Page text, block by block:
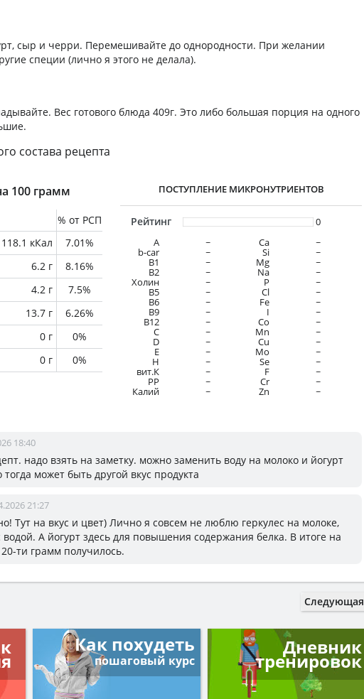
сыр и черри. Перемешивайте до однородности. При желании
специи (лично я этого не делала).
Вес готового блюда 409г. Это либо большая порция на одного
состава рецепта
100 грамм
% от РСП
118.1 кКал
7.01%
6.2 г
8.16%
4.2 г
7.5%
13.7 г
6.26%
0 г
0%
0 г 0%
ПОСТУПЛЕНИЕ МИКРОНУТРИЕНТОВ
Рейтинг
0
A
~
b-car ~
В1 ~
B2 ~
Холин ~
B5 ~
B6 ~
B9 ~
B12 ~
C ~
D ~
E ~
H ~
вит.К ~
PP ~
Калий ~
Ca ~
Si ~
Mg ~
Na ~
P ~
Cl ~
Fe ~
I ~
Co ~
Mn ~
Cu ~
Mo ~
Se ~
F ~
Cr ~
Zn ~
18:40
надо взять на заметку. можно заменить воду на молоко и йогурт
тогда может быть другой вкус продукта
21:27
Тут на вкус и цвет) Лично я совсем не люблю геркулес на молоке,
А йогурт здесь для повышения содержания белка. В итоге на
ти грамм получилось.
Следующая
Как похудеть
пошаговый курс
Дневник
тренировок